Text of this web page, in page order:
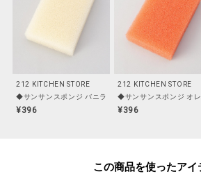
くと手のひらサイズに膨らみます。
開封してもすぐに膨らまない場合は、40℃前後の
らみやすくなります。
※ご使用後は泡をよく濯ぎ、しっかり絞った上で
させてください。
※漂白剤や熱湯は変色や耐久性の短縮につながり
さい。
現在、新旧パッケージの移行期のため、掲載画像
212 KITCHEN STORE
◆サンサンスポンジ バニラホワイト ソフト
¥396
212 KITCHEN STORE
◆サンサンスポンジ オ
¥396
この商品を使った